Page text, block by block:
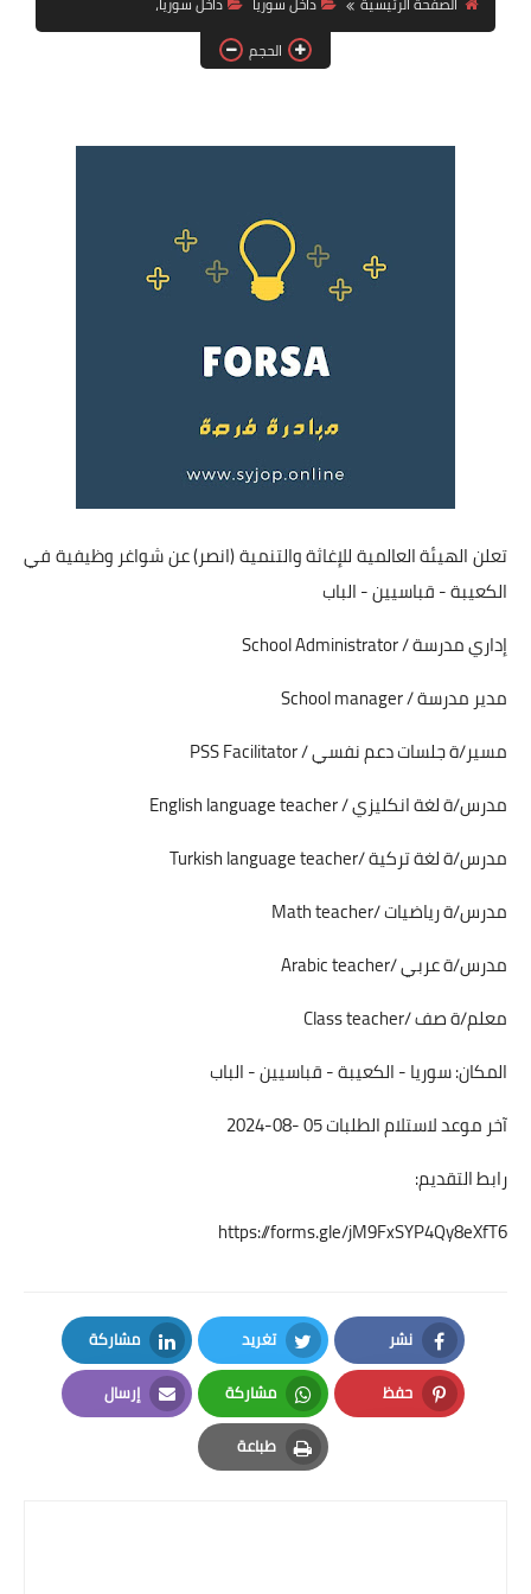
فرص عمل في العراق
فرص عمل في اليمن
الحجم
تعلن الهيئة العالمية للإغاثة والتنمية (انصر) عن شواغر وظيفية في
الكعيبة - قباسيين - الباب
إداري مدرسة / School Administrator
مدير مدرسة / School manager
مسير/ة جلسات دعم نفسي / PSS Facilitator
مدرس/ة لغة انكليزي / English language teacher
مدرس/ة لغة تركية /Turkish language teacher
مدرس/ة رياضيات /Math teacher
مدرس/ة عربي /Arabic teacher
معلم/ة صف /Class teacher
المكان: سوريا - الكعيبة - قباسيين - الباب
آخر موعد لاستلام الطلبات 05 -08-2024
رابط التقديم:
https://forms.gle/jM9FxSYP4Qy8eXfT6
نشر
Facebook
تغريد
Twitter
مشاركة
LinkedIn
حفظ
Pinterest
مشاركة
Whatsapp
إرسال
Email
طباعة
Print